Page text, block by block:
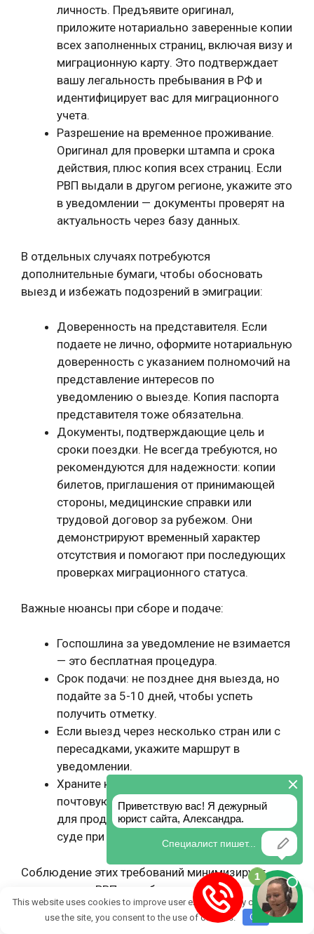
личность. Предъявите оригинал,
приложите нотариально заверенные копии
всех заполненных страниц, включая визу и
миграционную карту. Это подтверждает
вашу легальность пребывания в РФ и
идентифицирует вас для миграционного
учета.
Разрешение на временное проживание.
Оригинал для проверки штампа и срока
действия, плюс копия всех страниц. Если
РВП выдали в другом регионе, укажите это
в уведомлении — документы проверят на
актуальность через базу данных.
В отдельных случаях потребуются
дополнительные бумаги, чтобы обосновать
выезд и избежать подозрений в эмиграции:
Доверенность на представителя. Если
подаете не лично, оформите нотариальную
доверенность с указанием полномочий на
представление интересов по
уведомлению о выезде. Копия паспорта
представителя тоже обязательна.
Документы, подтверждающие цель и
сроки поездки. Не всегда требуются, но
рекомендуются для надежности: копии
билетов, приглашения от принимающей
стороны, медицинские справки или
трудовой договор за рубежом. Они
демонстрируют временный характер
отсутствия и помогают при последующих
проверках миграционного статуса.
Важные нюансы при сборе и подаче:
Госпошлина за уведомление не взимается
— это бесплатная процедура.
Срок подачи: не позднее дня выезда, но
подайте за 5-10 дней, чтобы успеть
получить отметку.
Если выезд через несколько стран или с
пересадками, укажите маршрут в
уведомлении.
Храните копии всех документов и
почтовую квитанцию — они пригодятся
для продления РВП или подтверждения в
суде при спорах о статусе.
Соблюдение этих требований минимизирует
риски потери РВП и проблем с миграционным
учетом по возвращении. Если РВП близко к
истечению, параллельно подумайте о подаче на
This website uses cookies to improve user experience. By continuing to
use the site, you consent to the use of cookies.
OK